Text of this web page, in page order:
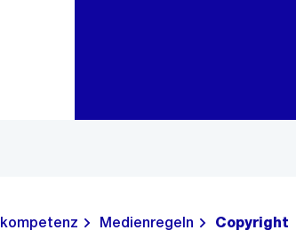
Medienregeln Copyright